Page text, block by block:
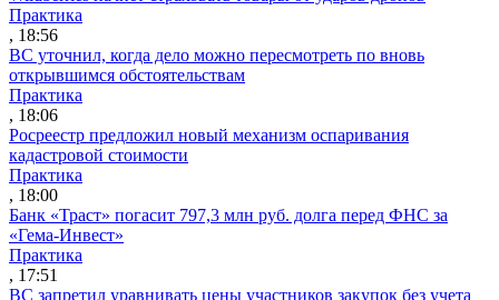
Практика
, 18:56
ВС уточнил, когда дело можно пересмотреть по вновь
открывшимся обстоятельствам
Практика
, 18:06
Росреестр предложил новый механизм оспаривания
кадастровой стоимости
Практика
, 18:00
Банк «Траст» погасит 797,3 млн руб. долга перед ФНС за
«Гема-Инвест»
Практика
, 17:51
ВС запретил уравнивать цены участников закупок без учета